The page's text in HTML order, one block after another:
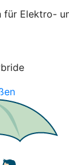
für Elektro-